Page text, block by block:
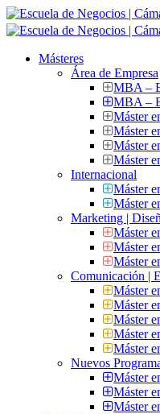
Másteres
Área de Empresa
MBA –
MBA –
Máster
Máster
Máster
Máster
Internacional
Máster
Máster
Marketing |
Máster
Máster
Máster
Comunicación |
Máster
Máster
Máster
Máster
Máster
Nuevos
Máster
Máster
Máster